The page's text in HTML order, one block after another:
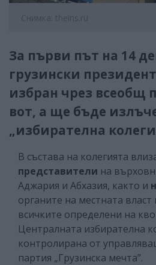
Снимка: theins.ru
За първи път на 14
грузински
избран чрез всеобщ
вот, а ще бъде
„избирателна
В състава на колегията
представители на
Аджария и Абхазия, както и
органите на местната
всичките определени на
Централната избирателна
контролирана от
партия „Грузинска мечта”.